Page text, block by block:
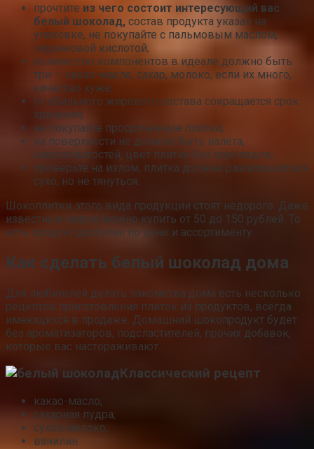
прочтите из чего состоит интересующий вас
белый шоколад, состав продукта указан на
упаковке, не покупайте с пальмовым маслом,
лауриновой кислотой;
количество компонентов в идеале должно быть
три — какао-масло, сахар, молоко, если их много,
качество хуже;
от обильного жирового состава сокращается срок
хранения;
не покупайте просроченные плитки;
на поверхности не должно быть налёта,
шероховатостей, цвет плитки без перепадов;
проверьте на излом, плитка должна разламываться
сухо, но не тянуться.
Шокоплитки этого вида продукции стоят недорого. Даже
известные марки можно купить от 50 до 150 рублей. То
есть продукт доступен по цене и ассортименту.
Как сделать белый шоколад дома
Для любителей делать лакомства дома есть несколько
рецептов приготовления плиток из продуктов, всегда
имеющихся в продаже. Домашний шокопродукт будет
без ароматизаторов, подсластителей, прочих добавок,
которые вас настораживают.
Классический рецепт
какао-масло;
сахарная пудра;
сухое молоко;
ванилин.